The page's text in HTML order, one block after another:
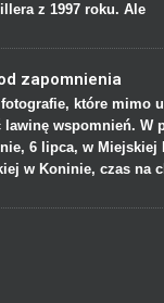
z 1997 roku. Ale
zapomnienia
które mimo
lawinę wspomnień. W
6 lipca, w
w Koninie, czas na